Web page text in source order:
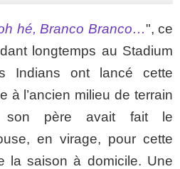
hé, Branco Branco…", ce
longtemps au Stadium
Indians ont lancé cette
à l’ancien milieu de terrain
son père avait fait le
en virage, pour cette
la saison à domicile. Une